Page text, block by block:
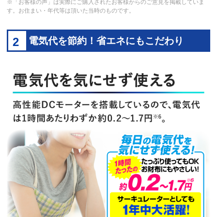
※「お客様の声」は実際にご購入されたお客様からのご意見を掲載していま
す。お住まい・年代等は頂いた当時のものです。
2 電気代を節約！省エネにもこだわり